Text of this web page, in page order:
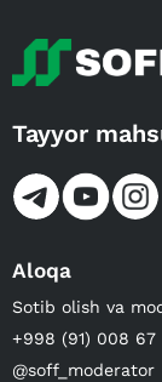
Tayyor
Aloqa
Sotib olish va
+998 (91) 008 67
@soff_moderator